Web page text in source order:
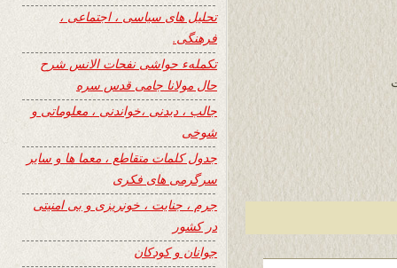
تحلیل های سیاسی ، اجتماعی ،
فرهنگی.
تکملهء حواشی نفحات الانس شرح
حال مولانا جامی قدس سره
جالب ، دیدنی ،خواندنی ، معلوماتی و
شوخی
جدول کلمات متقاطع ، معما ها و سایر
سرگرمی های فکری
جرم ، جنایت ، خونریزی و بی امنیتی
در کشور
جوانان و کودکان